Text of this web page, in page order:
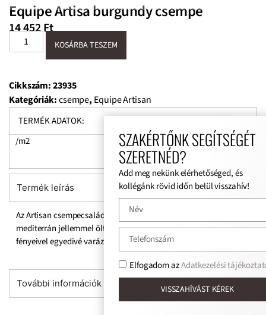
Equipe Artisa burgundy csempe
14 452Ft
KOSÁRBA TESZEM
Cikkszám:23935
Kategóriák:csempe, Equipe Artisan
TERMÉK ADATOK:
/m2
Termék leírás
Az Artisan csempecsalád élettel teli színeivel és tónusaival
mediterrán jellemmel öltözteti fel otthonát. Merész és jellegzetes
fényeivel egyedivé varázsolja a tereket.
További információk
SZAKÉRTŐNK SEGÍTSÉGÉT
SZERETNÉD?
Add meg nekünk elérhetőséged, és
kollégánk rövid időn belül visszahív!
Elfogadom azAdatkezelési
VISSZAHÍVÁST KÉREK